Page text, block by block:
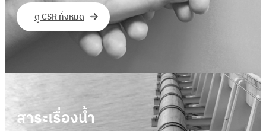
ดู CSR ทั้งหมด
สาระเรื่องน้ำ